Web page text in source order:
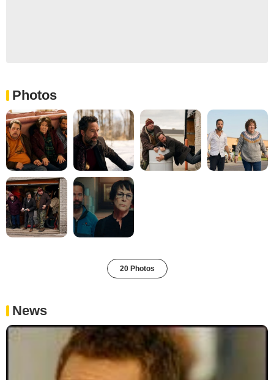
Photos
20 Photos
News